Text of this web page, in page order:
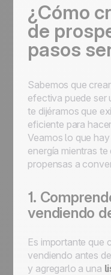
¿Cómo
de
pasos
Sabemos que
efectiva puede ser
te dijéramos que
eficiente para
Veamos lo que
energía mientras
propensas a
1.
vendiendo
Es importante que
vendiendo antes
y agregarlo a una